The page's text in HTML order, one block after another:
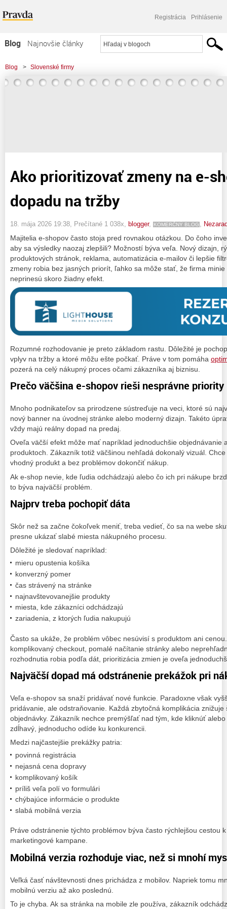
Registrácia Prihlásenie
Blog
Najnovšie články
Najčítanejšie články
Najkomentovanejšie články
Blog > Slovenské firmy
> Ako prioritizovať zmeny na e-shope podľa dopadu na tržby
Ako prioritizovať zmeny na e-
dopadu na tržby
18. mája 2026 19:38 , Prečítané 1 038x, blogger, KOMERČNÝ BLOG
Majitelia e-shopov často stoja pred rovnakou otázkou. Do čoho
aby sa výsledky naozaj zlepšili? Možností býva veľa. Nový dizajn,
produktových stránok, reklama, automatizácia e-mailov či lepšie
zmeny robia bez jasných priorít, ľahko sa môže stať, že firma
neprinesú skoro žiadny efekt.
Rozumné rozhodovanie je preto základom rastu. Dôležité je
vplyv na tržby a ktoré môžu ešte počkať. Práve v tom pomáha
pozerá na celý nákupný proces očami zákazníka aj biznisu.
Prečo väčšina e-shopov rieši nesprávne priority
Mnoho podnikateľov sa prirodzene sústreďuje na veci, ktoré sú
nový banner na úvodnej stránke alebo moderný dizajn. Takéto
vždy majú reálny dopad na predaj.
Oveľa väčší efekt môže mať napríklad jednoduchšie objednávanie
produktoch. Zákazník totiž väčšinou nehľadá dokonalý vizuál.
vhodný produkt a bez problémov dokončiť nákup.
Ak e-shop nevie, kde ľudia odchádzajú alebo čo ich pri nákupe
to býva najväčší problém.
Najprv treba pochopiť dáta
Skôr než sa začne čokoľvek meniť, treba vedieť, čo sa na webe
presne ukázať slabé miesta nákupného procesu.
Dôležité je sledovať napríklad:
mieru opustenia košíka
konverzný pomer
čas strávený na stránke
najnavštevovanejšie produkty
miesta, kde zákazníci odchádzajú
zariadenia, z ktorých ľudia nakupujú
Často sa ukáže, že problém vôbec nesúvisí s produktom ani
komplikovaný checkout, pomalé načítanie stránky alebo
rozhodnutia robia podľa dát, prioritizácia zmien je oveľa
Najväčší dopad má odstránenie prekážok pri
Veľa e-shopov sa snaží pridávať nové funkcie. Paradoxne však
pridávanie, ale odstraňovanie. Každá zbytočná komplikácia
objednávky. Zákazník nechce premýšľať nad tým, kde kliknúť
zdĺhavý, jednoducho odíde ku konkurencii.
Medzi najčastejšie prekážky patria:
povinná registrácia
nejasná cena dopravy
komplikovaný košík
príliš veľa polí vo formulári
chýbajúce informácie o produkte
slabá mobilná verzia
Práve odstránenie týchto problémov býva často rýchlejšou cestou
marketingové kampane.
Mobilná verzia rozhoduje viac, než si mnohí
Veľká časť návštevnosti dnes prichádza z mobilov. Napriek tomu
mobilnú verziu až ako poslednú.
To je chyba. Ak sa stránka na mobile zle používa, zákazník